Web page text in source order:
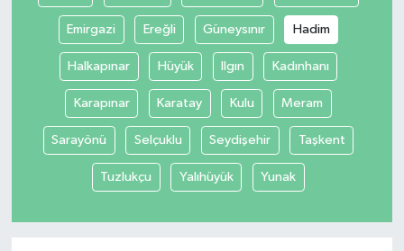
Emirgazi Ereğli Güneysınır Hadim
Halkapınar Hüyük Ilgın Kadınhanı
Karapınar Karatay Kulu Meram
Sarayönü Selçuklu Seydişehir Taşkent
Tuzlukçu Yalıhüyük Yunak